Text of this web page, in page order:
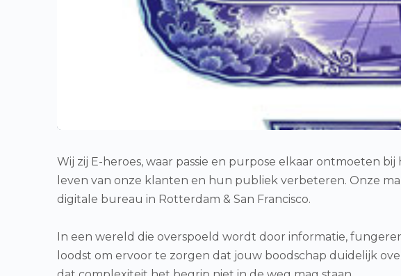
Wij zij E-heroes, waar passie en purpose elkaar ontmoeten
leven van onze klanten en hun publiek verbeteren. Onze
digitale bureau in Rotterdam & San Francisco.
In een wereld die overspoeld wordt door informatie,
loodst om ervoor te zorgen dat jouw boodschap duidelijk